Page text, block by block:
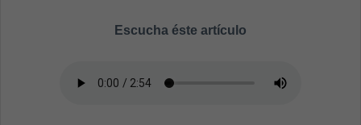
Escucha éste artículo